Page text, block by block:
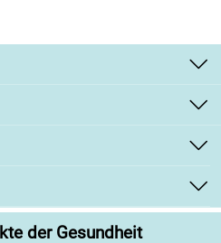
der Gesundheit